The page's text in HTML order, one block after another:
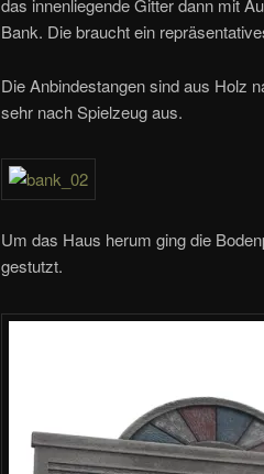
das innenliegende Gitter dann mit
Bank. Die braucht ein
Die Anbindestangen sind aus Holz
sehr nach Spielzeug aus.
Um das Haus herum ging die
gestutzt.